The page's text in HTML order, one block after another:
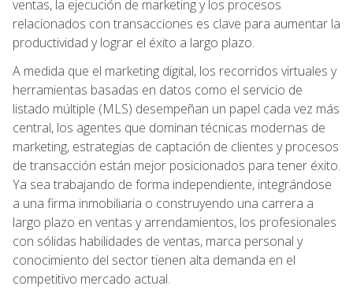
ventas, la ejecución de marketing y los procesos
relacionados con transacciones es clave para aumentar la
productividad y lograr el éxito a largo plazo.
A medida que el marketing digital, los recorridos virtuales y
herramientas basadas en datos como el servicio de
listado múltiple (MLS) desempeñan un papel cada vez más
central, los agentes que dominan técnicas modernas de
marketing, estrategias de captación de clientes y procesos
de transacción están mejor posicionados para tener éxito.
Ya sea trabajando de forma independiente, integrándose
a una firma inmobiliaria o construyendo una carrera a
largo plazo en ventas y arrendamientos, los profesionales
con sólidas habilidades de ventas, marca personal y
conocimiento del sector tienen alta demanda en el
competitivo mercado actual.